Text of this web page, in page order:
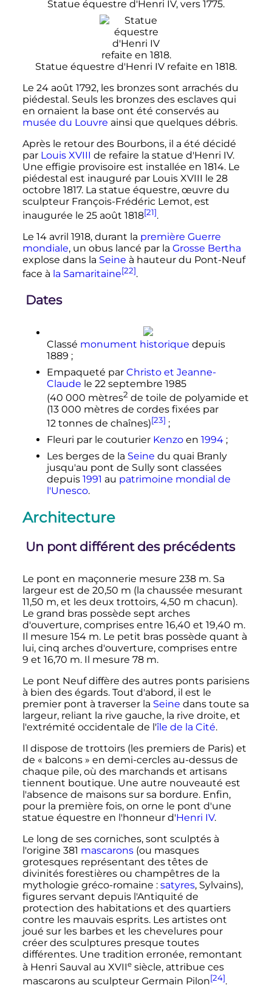
Statue équestre d'Henri IV, vers 1775.
Statue équestre d'Henri IV refaite en 1818.
Le 24 août 1792, les bronzes sont arrachés du
piédestal. Seuls les bronzes des esclaves qui
en ornaient la base ont été conservés au
musée du Louvre ainsi que quelques débris.
Après le retour des Bourbons, il a été décidé
par Louis XVIII de refaire la statue d'Henri IV.
Une effigie provisoire est installée en 1814. Le
piédestal est inauguré par Louis XVIII le 28
octobre 1817. La statue équestre, œuvre du
sculpteur François-Frédéric Lemot, est
inaugurée le 25 août 1818[21].
Le 14 avril 1918, durant la première Guerre
mondiale, un obus lancé par la Grosse Bertha
explose dans la Seine à hauteur du Pont-Neuf
face à la Samaritaine[22].
Dates
Classé monument historique depuis
1889 ;
Empaqueté par Christo et Jeanne-
Claude le 22 septembre 1985
(40 000 mètres2 de toile de polyamide et
(13 000 mètresde cordes fixées par
12 tonnesde chaînes)[23] ;
Fleuri par le couturier Kenzoen 1994 ;
Les berges de la Seine du quai Branly
jusqu'au pont de Sully sont classées
depuis 1991 au patrimoine mondial de
l'Unesco.
Architecture
Un pont différent des précédents
Le pont en maçonnerie mesure 238 m. Sa
largeur est de 20,50 m (la chaussée mesurant
11,50 m, et les deux trottoirs, 4,50 m chacun).
Le grand bras possède sept arches
d'ouverture, comprises entre 16,40 et 19,40 m.
Il mesure 154 m. Le petit bras possède quant à
lui, cinq arches d'ouverture, comprises entre
9 et 16,70 m. Il mesure 78 m.
Le pont Neuf diffère des autres ponts parisiens
à bien des égards. Tout d'abord, il est le
premier pont à traverser la Seine dans toute sa
largeur, reliant la rive gauche, la rive droite, et
l'extrémité occidentale de l'île de la Cité.
Il dispose de trottoirs (les premiers de Paris) et
de « balcons » en demi-cercles au-dessus de
chaque pile, où des marchands et artisans
tiennent boutique. Une autre nouveauté est
l'absence de maisons sur sa bordure. Enfin,
pour la première fois, on orne le pont d'une
statue équestre en l'honneur d'Henri IV.
Le long de ses corniches, sont sculptés à
l'origine 381 mascarons(ou masques
grotesques représentant des têtes de
divinités forestières ou champêtres de la
mythologie gréco-romaine : satyres, Sylvains),
figures servant depuis l'Antiquité de
protection des habitations et des quartiers
contre les mauvais esprits. Les artistes ont
joué sur les barbes et les chevelures pour
créer des sculptures presque toutes
différentes. Une tradition erronée, remontant
à Henri Sauval au XVIIe siècle, attribue ces
mascarons au sculpteur Germain Pilon[24].